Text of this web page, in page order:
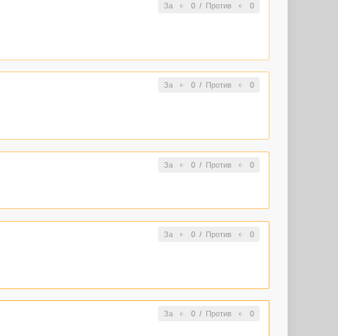
За 0/ Против 0
За 0/ Против 0
За 0/ Против 0
За 0/ Против 0
За 0/ Против 0